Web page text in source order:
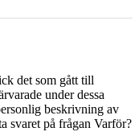
det som gått till
under dessa
beskrivning av
svaret på frågan Varför?